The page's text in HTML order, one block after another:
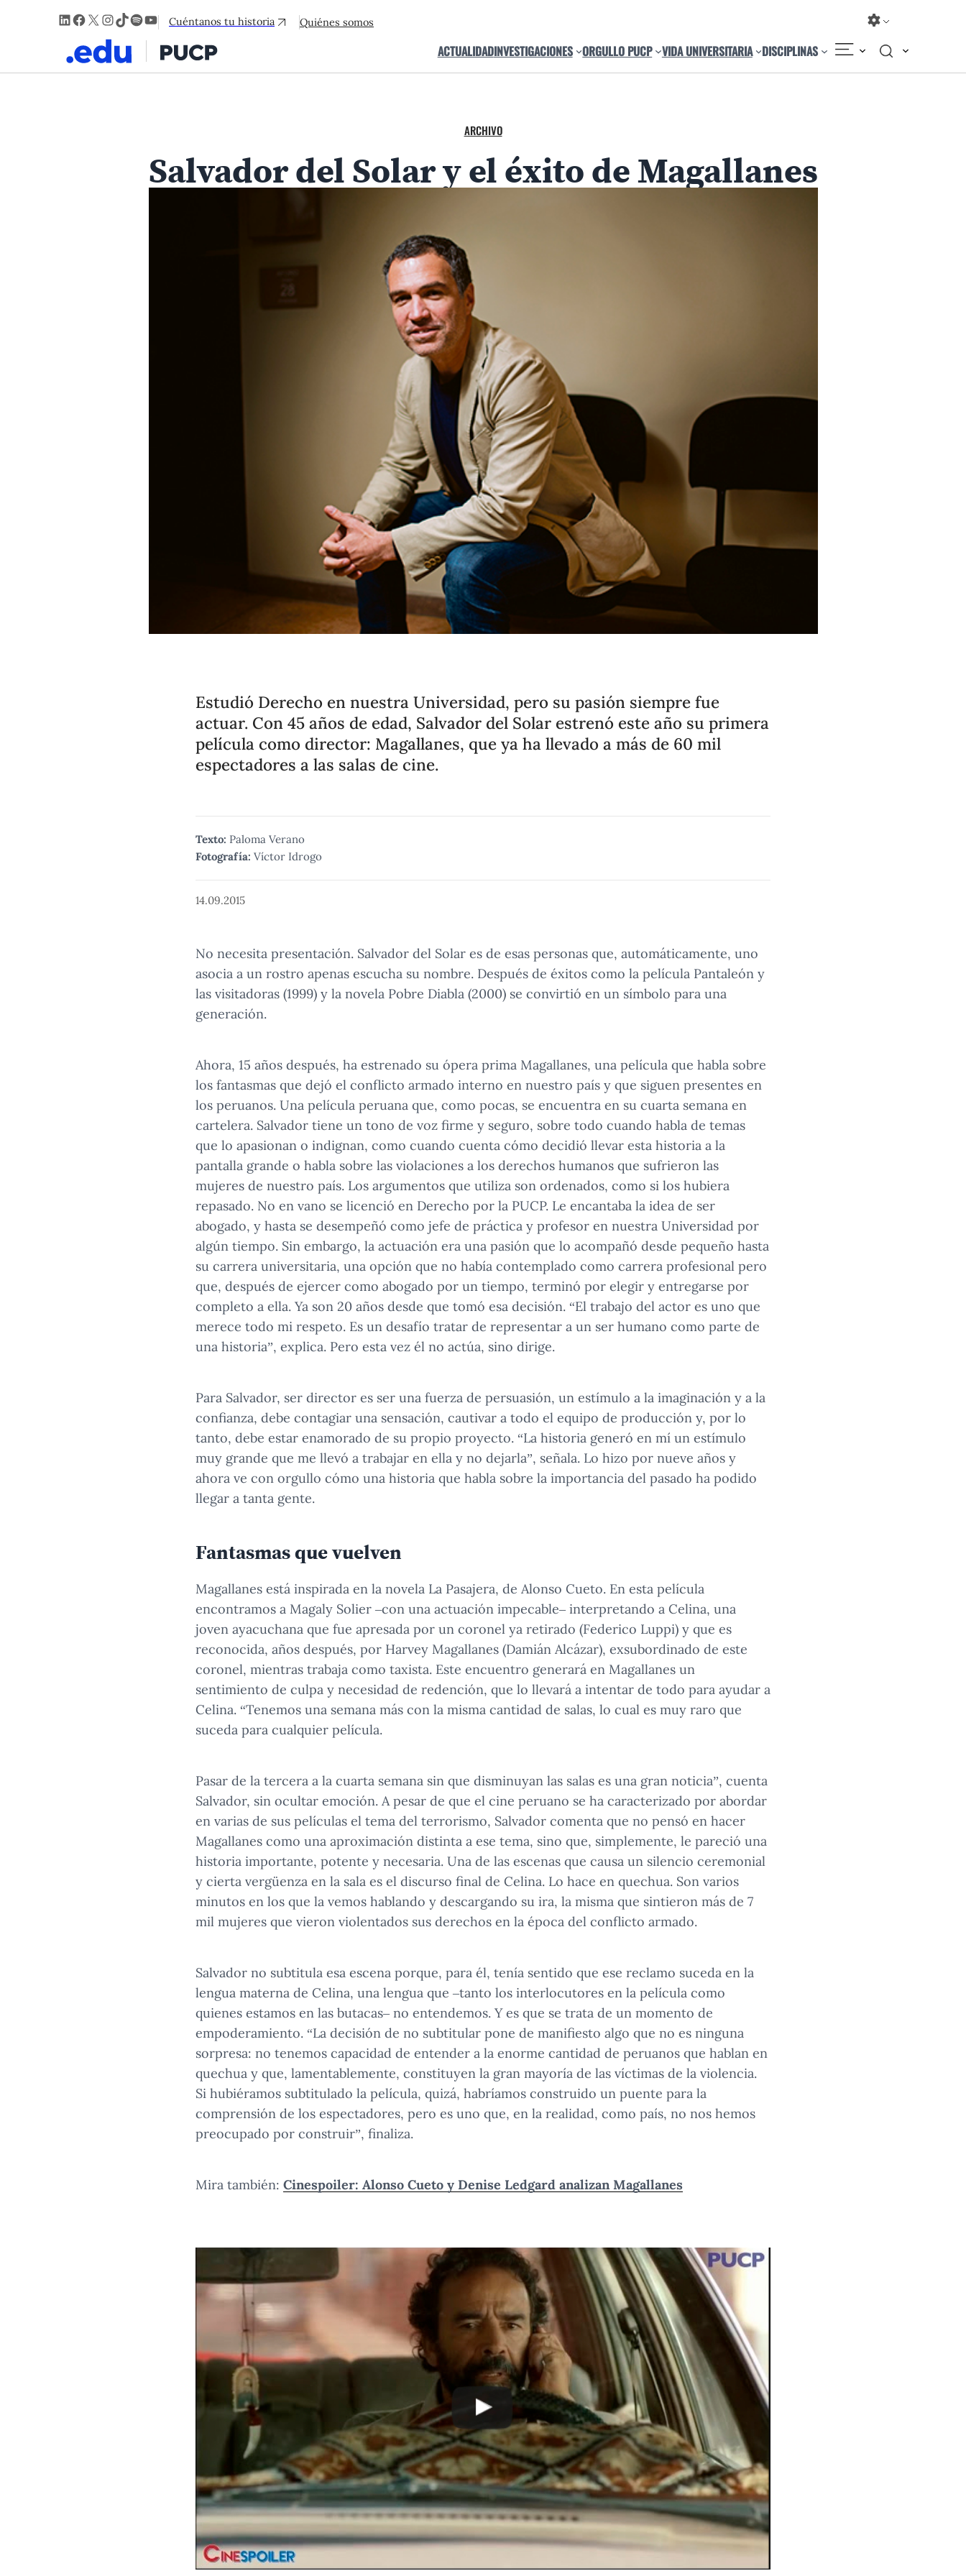
LinkedIn
Facebook
X Instagram
TikTok
Spotify
YouTube
Cuéntanos tu historia Quiénes somos
ACTUALIDADINVESTIGACIONES ORGULLO PUCP VIDA UNIVERSITARIA DISCIPLINAS
ARCHIVO
Salvador del Solar y el éxito de Magallanes
Estudió Derecho en nuestra Universidad, pero su pasión siempre fue
actuar. Con 45 años de edad, Salvador del Solar estrenó este año su primera
película como director: Magallanes, que ya ha llevado a más de 60 mil
espectadores a las salas de cine.
Texto: Paloma Verano
Fotografía: Víctor Idrogo
14.09.2015
No necesita presentación. Salvador del Solar es de esas personas que, automáticamente, uno
asocia a un rostro apenas escucha su nombre. Después de éxitos como la película Pantaleón y
las visitadoras (1999) y la novela Pobre Diabla (2000) se convirtió en un símbolo para una
generación.
Ahora, 15 años después, ha estrenado su ópera prima Magallanes, una película que habla sobre
los fantasmas que dejó el conflicto armado interno en nuestro país y que siguen presentes en
los peruanos. Una película peruana que, como pocas, se encuentra en su cuarta semana en
cartelera. Salvador tiene un tono de voz firme y seguro, sobre todo cuando habla de temas
que lo apasionan o indignan, como cuando cuenta cómo decidió llevar esta historia a la
pantalla grande o habla sobre las violaciones a los derechos humanos que sufrieron las
mujeres de nuestro país. Los argumentos que utiliza son ordenados, como si los hubiera
repasado. No en vano se licenció en Derecho por la PUCP. Le encantaba la idea de ser
abogado, y hasta se desempeñó como jefe de práctica y profesor en nuestra Universidad por
algún tiempo. Sin embargo, la actuación era una pasión que lo acompañó desde pequeño hasta
su carrera universitaria, una opción que no había contemplado como carrera profesional pero
que, después de ejercer como abogado por un tiempo, terminó por elegir y entregarse por
completo a ella. Ya son 20 años desde que tomó esa decisión. “El trabajo del actor es uno que
merece todo mi respeto. Es un desafío tratar de representar a un ser humano como parte de
una historia”, explica. Pero esta vez él no actúa, sino dirige.
Para Salvador, ser director es ser una fuerza de persuasión, un estímulo a la imaginación y a la
confianza, debe contagiar una sensación, cautivar a todo el equipo de producción y, por lo
tanto, debe estar enamorado de su propio proyecto. “La historia generó en mí un estímulo
muy grande que me llevó a trabajar en ella y no dejarla”, señala. Lo hizo por nueve años y
ahora ve con orgullo cómo una historia que habla sobre la importancia del pasado ha podido
llegar a tanta gente.
Fantasmas que vuelven
Magallanes está inspirada en la novela La Pasajera, de Alonso Cueto. En esta película
encontramos a Magaly Solier –con una actuación impecable– interpretando a Celina, una
joven ayacuchana que fue apresada por un coronel ya retirado (Federico Luppi) y que es
reconocida, años después, por Harvey Magallanes (Damián Alcázar), exsubordinado de este
coronel, mientras trabaja como taxista. Este encuentro generará en Magallanes un
sentimiento de culpa y necesidad de redención, que lo llevará a intentar de todo para ayudar a
Celina. “Tenemos una semana más con la misma cantidad de salas, lo cual es muy raro que
suceda para cualquier película.
Pasar de la tercera a la cuarta semana sin que disminuyan las salas es una gran noticia”, cuenta
Salvador, sin ocultar emoción. A pesar de que el cine peruano se ha caracterizado por abordar
en varias de sus películas el tema del terrorismo, Salvador comenta que no pensó en hacer
Magallanes como una aproximación distinta a ese tema, sino que, simplemente, le pareció una
historia importante, potente y necesaria. Una de las escenas que causa un silencio ceremonial
y cierta vergüenza en la sala es el discurso final de Celina. Lo hace en quechua. Son varios
minutos en los que la vemos hablando y descargando su ira, la misma que sintieron más de 7
mil mujeres que vieron violentados sus derechos en la época del conflicto armado.
Salvador no subtitula esa escena porque, para él, tenía sentido que ese reclamo suceda en la
lengua materna de Celina, una lengua que –tanto los interlocutores en la película como
quienes estamos en las butacas– no entendemos. Y es que se trata de un momento de
empoderamiento. “La decisión de no subtitular pone de manifiesto algo que no es ninguna
sorpresa: no tenemos capacidad de entender a la enorme cantidad de peruanos que hablan en
quechua y que, lamentablemente, constituyen la gran mayoría de las víctimas de la violencia.
Si hubiéramos subtitulado la película, quizá, habríamos construido un puente para la
comprensión de los espectadores, pero es uno que, en la realidad, como país, no nos hemos
preocupado por construir”, finaliza.
Mira también: Cinespoiler: Alonso Cueto y Denise Ledgard analizan Magallanes